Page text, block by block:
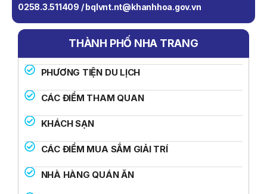
0258.3.511409 / bqlvnt.nt@khanhhoa.gov.vn
THÀNH PHỐ NHA TRANG
PHƯƠNG TIỆN DU LỊCH
CÁC ĐIỂM THAM QUAN
KHÁCH SẠN
CÁC ĐIỂM MUA SẮM GIẢI TRÍ
NHÀ HÀNG QUÁN ĂN